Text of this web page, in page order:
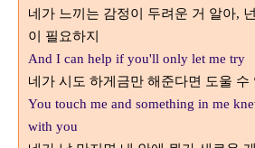
네가 느끼는 감정이 두려운 거 알아,
이 필요하지
And I can help if you'll only let me try
네가 시도 하게금만 해준다면 도울 수
You touch me and something in me
with you